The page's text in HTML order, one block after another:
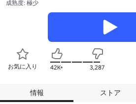
成熟度: 極少
お気に入り 42K+ 3,287
情報 ストア